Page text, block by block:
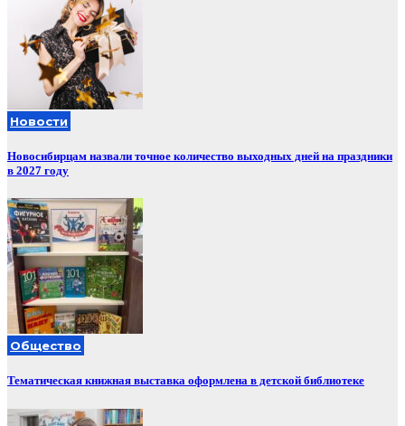
Новости
Новосибирцам назвали точное количество выходных дней на праздники
в 2027 году
Общество
Тематическая книжная выставка оформлена в детской библиотеке